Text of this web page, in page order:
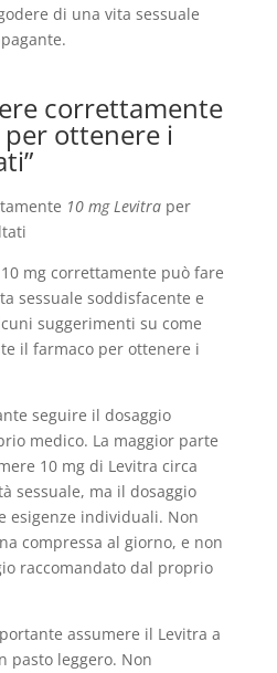
di una vita sessuale
correttamente
ottenere i
10 mg Levitraper
mg correttamente può fare
sessuale soddisfacente e
suggerimenti su come
il farmaco per ottenere i
seguire il dosaggio
medico. La maggior parte
10 mg di Levitra circa
sessuale, ma il dosaggio
esigenze individuali. Non
compressa al giorno, e non
raccomandato dal proprio
assumere il Levitra a
pasto leggero. Non